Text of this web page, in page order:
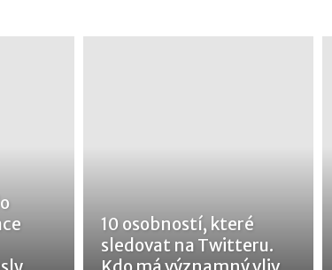
10 osobností, které
sledovat na Twitteru.